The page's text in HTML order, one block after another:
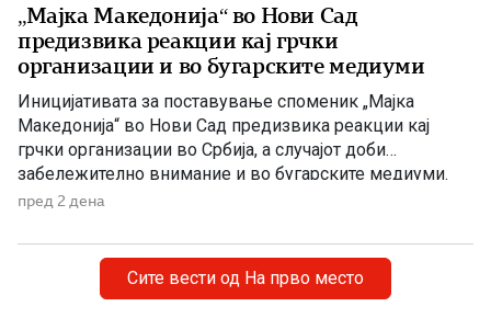
„Мајка Македонија“ во Нови Сад
предизвика реакции кај грчки
организации и во бугарските медиуми
Иницијативата за поставување споменик „Мајка
Македонија“ во Нови Сад предизвика реакции кај
грчки организации во Србија, а случајот доби
забележително внимание и во бугарските медиуми.
Македонскиот национален совет нагласува дека
туку треба да биде траен симбол на македонскиот
народ, неговото историско паметење и културен
идентитет. Националниот совет на македонското […]
пред 2 дена
Сите вести од На прво место